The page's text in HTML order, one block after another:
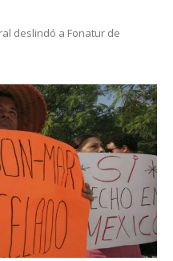
deslindó a Fonatur de